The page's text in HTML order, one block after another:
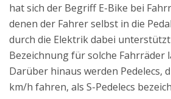
hat sich der Begriff E-Bike bei
denen der Fahrer selbst in die
durch die Elektrik dabei
Bezeichnung für solche Fahrräder
Darüber hinaus werden Pedelecs,
km/h fahren, als S-Pedelecs